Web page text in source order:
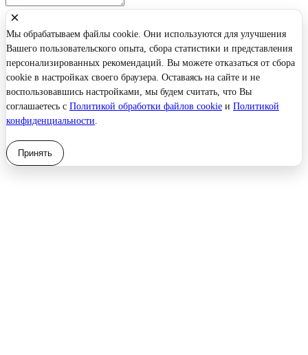
×
Мы обрабатываем файлы cookie. Они используются для улучшения
Вашего пользовательского опыта, сбора статистики и представления
персонализированных рекомендаций. Вы можете отказаться от сбора
cookie в настройках своего браузера. Оставаясь на сайте и не
воспользовавшись настройками, мы будем считать, что Вы
соглашаетесь с Политикой обработки файлов cookie и Политикой
конфиденциальности
Принять